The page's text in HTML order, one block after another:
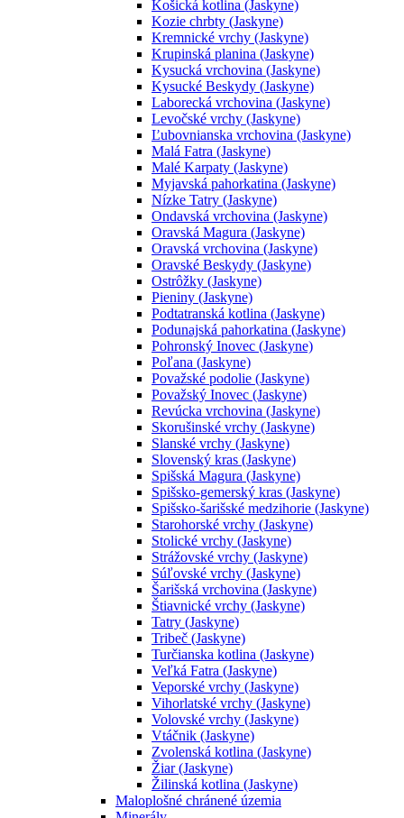
Košická kotlina (Jaskyne)
Kozie chrbty (Jaskyne)
Kremnické vrchy (Jaskyne)
Krupinská planina (Jaskyne)
Kysucká vrchovina (Jaskyne)
Kysucké Beskydy (Jaskyne)
Laborecká vrchovina (Jaskyne)
Levočské vrchy (Jaskyne)
Ľubovnianska vrchovina (Jaskyne)
Malá Fatra (Jaskyne)
Malé Karpaty (Jaskyne)
Myjavská pahorkatina (Jaskyne)
Nízke Tatry (Jaskyne)
Ondavská vrchovina (Jaskyne)
Oravská Magura (Jaskyne)
Oravská vrchovina (Jaskyne)
Oravské Beskydy (Jaskyne)
Ostrôžky (Jaskyne)
Pieniny (Jaskyne)
Podtatranská kotlina (Jaskyne)
Podunajská pahorkatina (Jaskyne)
Pohronský Inovec (Jaskyne)
Poľana (Jaskyne)
Považské podolie (Jaskyne)
Považský Inovec (Jaskyne)
Revúcka vrchovina (Jaskyne)
Skorušinské vrchy (Jaskyne)
Slanské vrchy (Jaskyne)
Slovenský kras (Jaskyne)
Spišská Magura (Jaskyne)
Spišsko-gemerský kras (Jaskyne)
Spišsko-šarišské medzihorie (Jaskyne)
Starohorské vrchy (Jaskyne)
Stolické vrchy (Jaskyne)
Strážovské vrchy (Jaskyne)
Súľovské vrchy (Jaskyne)
Šarišská vrchovina (Jaskyne)
Štiavnické vrchy (Jaskyne)
Tatry (Jaskyne)
Tribeč (Jaskyne)
Turčianska kotlina (Jaskyne)
Veľká Fatra (Jaskyne)
Veporské vrchy (Jaskyne)
Vihorlatské vrchy (Jaskyne)
Volovské vrchy (Jaskyne)
Vtáčnik (Jaskyne)
Zvolenská kotlina (Jaskyne)
Žiar (Jaskyne)
Žilinská kotlina (Jaskyne)
Maloplošné chránené územia